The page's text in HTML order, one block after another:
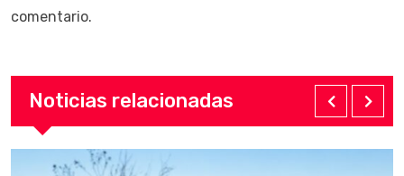
comentario.
Noticias relacionadas